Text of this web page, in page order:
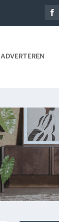
ADVERTEREN